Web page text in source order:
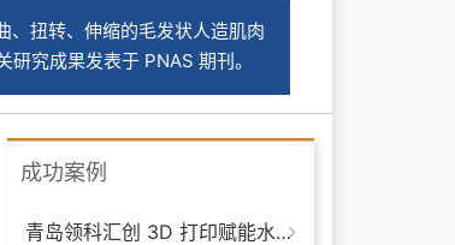
、扭转、伸缩的毛发状人造肌肉
究成果发表于 PNAS 期刊。
成功案例
青岛领科汇创 3D 打印赋能水下清洁机器人：突破传统制造，深耕海洋智能装备新场景